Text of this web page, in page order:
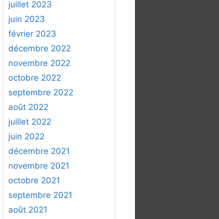
juillet 2023
juin 2023
février 2023
décembre 2022
novembre 2022
octobre 2022
septembre 2022
août 2022
juillet 2022
juin 2022
décembre 2021
novembre 2021
octobre 2021
septembre 2021
août 2021